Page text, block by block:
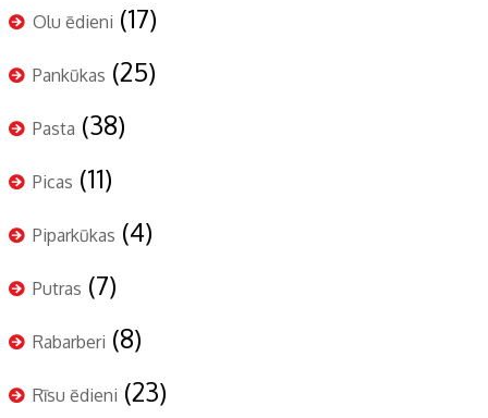
Olu ēdieni (17)
Pankūkas (25)
Pasta (38)
Picas (11)
Piparkūkas (4)
Putras (7)
Rabarberi (8)
Rīsu ēdieni (23)